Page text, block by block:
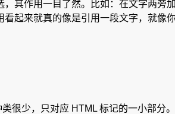
其作用一目了然。比如：在文字两旁
起来就真的像是引用一段文字，就像
很少，只对应 HTML 标记的一小部分